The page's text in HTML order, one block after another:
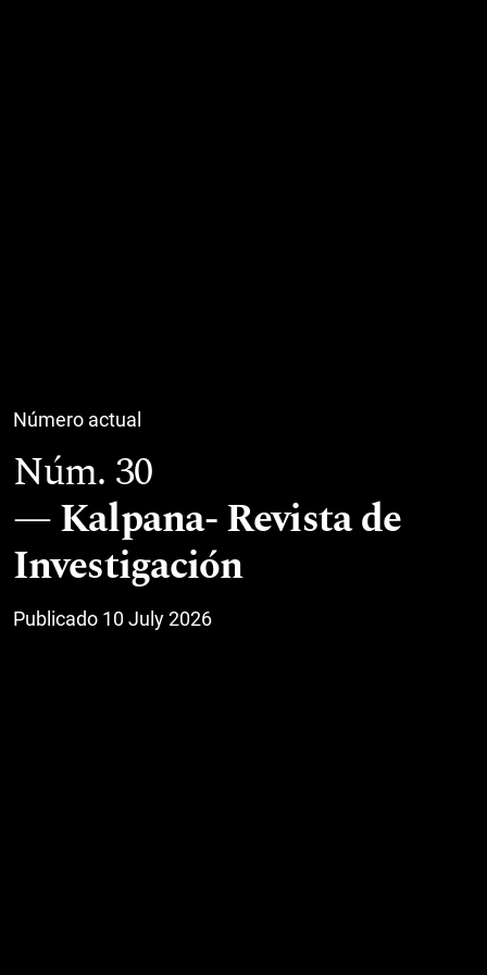
Número actual
Núm. 30
Kalpana- Revista de
Investigación
Publicado 10 July 2026